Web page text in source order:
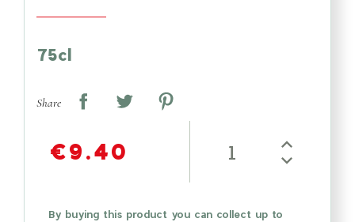
75cl
Share
€9.40
By buying this product you can collect up to